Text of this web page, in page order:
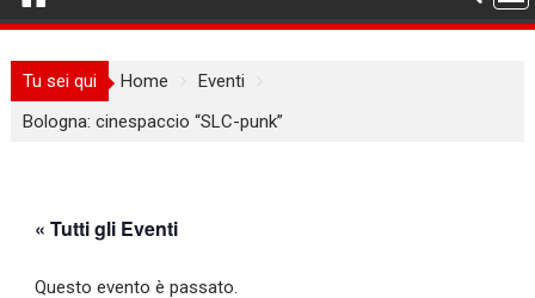
Tu sei qui Home
Eventi
Bologna: cinespaccio “SLC-punk”
« Tutti gli Eventi
Questo evento è passato.